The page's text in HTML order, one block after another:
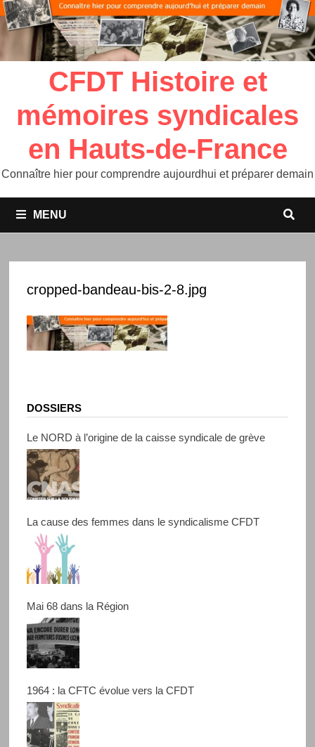
CFDT Histoire et
mémoires syndicales
en Hauts-de-France
Connaître hier pour comprendre aujourdhui et préparer demain
MENU
cropped-bandeau-bis-2-8.jpg
DOSSIERS
Le NORD à l’origine de la caisse syndicale de grève
La cause des femmes dans le syndicalisme CFDT
Mai 68 dans la Région
1964 : la CFTC évolue vers la CFDT